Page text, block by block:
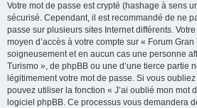
Votre mot de passe est crypté (hashage à sens
sécurisé. Cependant, il est recommandé de ne
passe sur plusieurs sites Internet différents.
moyen d’accès à votre compte sur « Forum
soigneusement et en aucun cas une personne
Turismo », de phpBB ou une d’une tierce partie
légitimement votre mot de passe. Si vous
pouvez utiliser la fonction « J’ai oublié mon mot
logiciel phpBB. Ce processus vous demandera